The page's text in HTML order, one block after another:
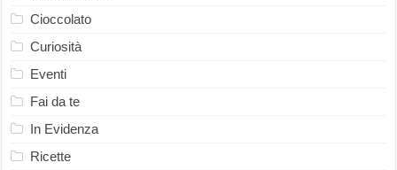
Cioccolato
Curiosità
Eventi
Fai da te
In Evidenza
Ricette